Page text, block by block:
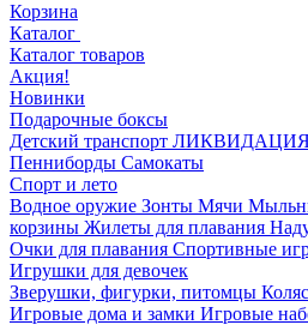
Корзина
Каталог
Каталог товаров
Акция!
Новинки
Подарочные боксы
Детский транспорт
Пенниборды Самокаты
Спорт и лето
Водное оружие Зонты Мячи
корзины Жилеты для плавания
Очки для плавания Спортивные
Игрушки для девочек
Зверушки, фигурки, питомцы
Игровые дома и замки Игровые